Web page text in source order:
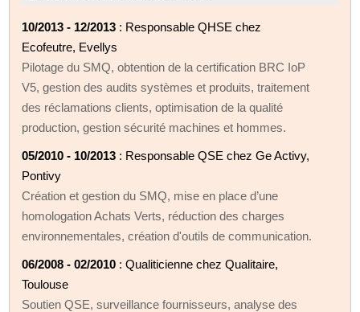
10/2013 - 12/2013 : Responsable QHSE chez
Ecofeutre, Evellys
Pilotage du SMQ, obtention de la certification BRC IoP
V5, gestion des audits systèmes et produits, traitement
des réclamations clients, optimisation de la qualité
production, gestion sécurité machines et hommes.
05/2010 - 10/2013 : Responsable QSE chez Ge Activy,
Pontivy
Création et gestion du SMQ, mise en place d’une
homologation Achats Verts, réduction des charges
environnementales, création d'outils de communication.
06/2008 - 02/2010 : Qualiticienne chez Qualitaire,
Toulouse
Soutien QSE, surveillance fournisseurs, analyse des